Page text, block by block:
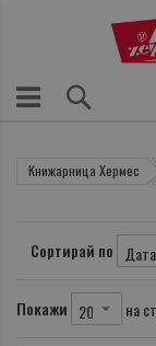
Книжарница Хермес
Сортирай по
Покажи на